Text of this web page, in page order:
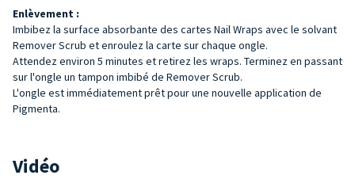
Enlèvement :
Imbibez la surface absorbante des cartes Nail Wraps avec le solvant
Remover Scrub et enroulez la carte sur chaque ongle.
Attendez environ 5 minutes et retirez les wraps. Terminez en passant
sur l'ongle un tampon imbibé de Remover Scrub.
L'ongle est immédiatement prêt pour une nouvelle application de
Pigmenta.
Vidéo